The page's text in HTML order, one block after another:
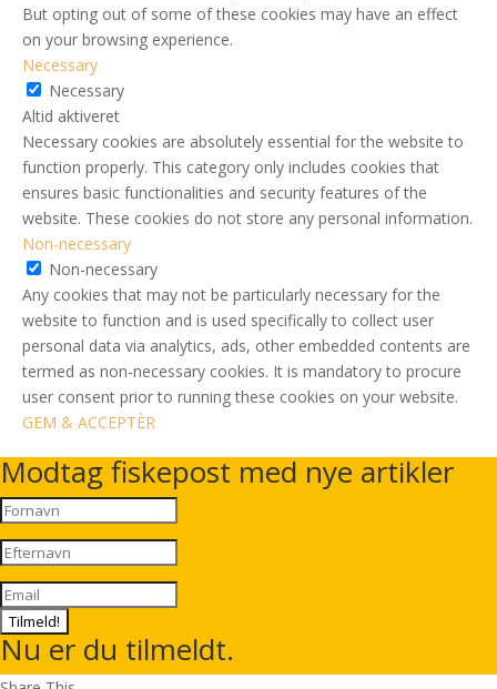
But opting out of some of these cookies may have an effect
on your browsing experience.
Necessary
Necessary
Altid aktiveret
Necessary cookies are absolutely essential for the website to
function properly. This category only includes cookies that
ensures basic functionalities and security features of the
website. These cookies do not store any personal information.
Non-necessary
Non-necessary
Any cookies that may not be particularly necessary for the
website to function and is used specifically to collect user
personal data via analytics, ads, other embedded contents are
termed as non-necessary cookies. It is mandatory to procure
user consent prior to running these cookies on your website.
GEM & ACCEPTÈR
Modtag fiskepost med nye artikler
Tilmeld!
Nu er du tilmeldt.